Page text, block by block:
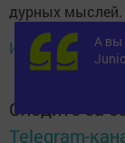
дурных мыслей.
Источник
Следите за
Telegram-
А вы